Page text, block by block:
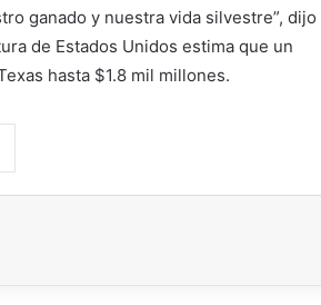
ganado y nuestra vida silvestre”, dijo
de Estados Unidos estima que un
hasta $1.8 mil millones.